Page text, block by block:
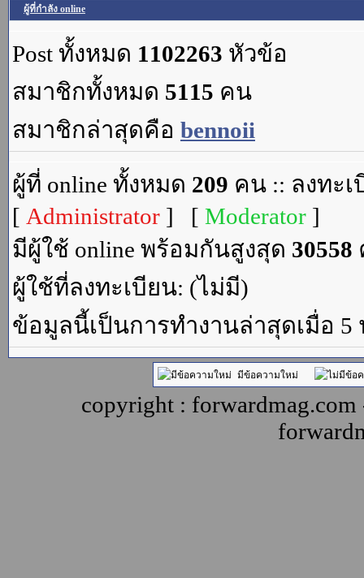
ผู้ที่กำลัง online
Post ทั้งหมด 1102263 หัวข้อ
สมาชิกทั้งหมด 5115 คน
สมาชิกล่าสุดคือ bennoii
ผู้ที่ online ทั้งหมด 209 คน :: ลงทะ
[ Administrator ] [ Moderator ]
มีผู้ใช้ online พร้อมกันสูงสุด 30558
ผู้ใช้ที่ลงทะเบียน: (ไม่มี)
ข้อมูลนี้เป็นการทำงานล่าสุดเมื่อ 5
มีข้อความใหม่
copyright :